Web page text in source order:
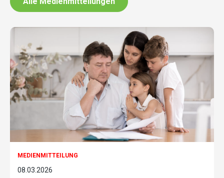
MEDIENMITTEILUNG
08.03.2026